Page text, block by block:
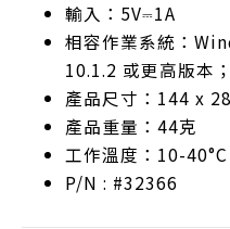
輸入：5V⎓1A
相容作業系統：
10.1.2 或更高版本
產品尺寸：144 x
產品重量：44克
工作溫度：10-
P/N : #32366